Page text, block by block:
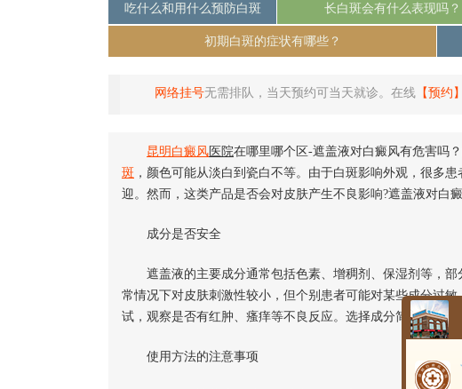
吃什么和用什么预防白斑 长白斑会有什么表现吗？
初期白斑的症状有哪些？
网络挂号无需排队，当天预约可当天就诊。在线 【预约】
昆明 白癜风 医院在哪里哪个区-遮盖液对白癜风有危害吗
斑 ，颜色可能从淡白到瓷白不等。由于白斑影响外观，很多
迎。然而，这类产品是否会对皮肤产生不良影响?遮盖液对白
成分是否安全
遮盖液的主要成分通常包括色素、增稠剂、保湿剂等，部
常情况下对皮肤刺激性较小，但个别患者可能对某些成分过
试，观察是否有红肿、瘙痒等不良反应。选择成分简单、标
使用方法的注意事项